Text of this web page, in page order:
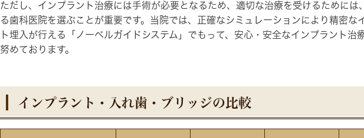
ただし、インプラント治療には手術が必要となるため、適切な治療を受けるためには
る歯科医院を選ぶことが重要です。当院では、正確なシミュレーションにより精密な
ト埋入が行える「ノーベルガイドシステム」でもって、安心・安全なインプラント治
努めております。
インプラント・入れ歯・ブリッジの比較